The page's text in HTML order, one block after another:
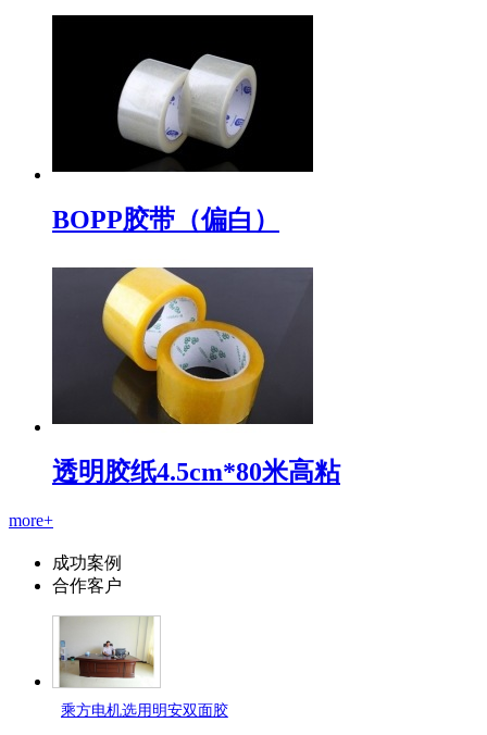
BOPP胶带（偏白）
透明胶纸4.5cm*80米高粘
more+
成功案例
合作客户
乘方电机选用明安双面胶